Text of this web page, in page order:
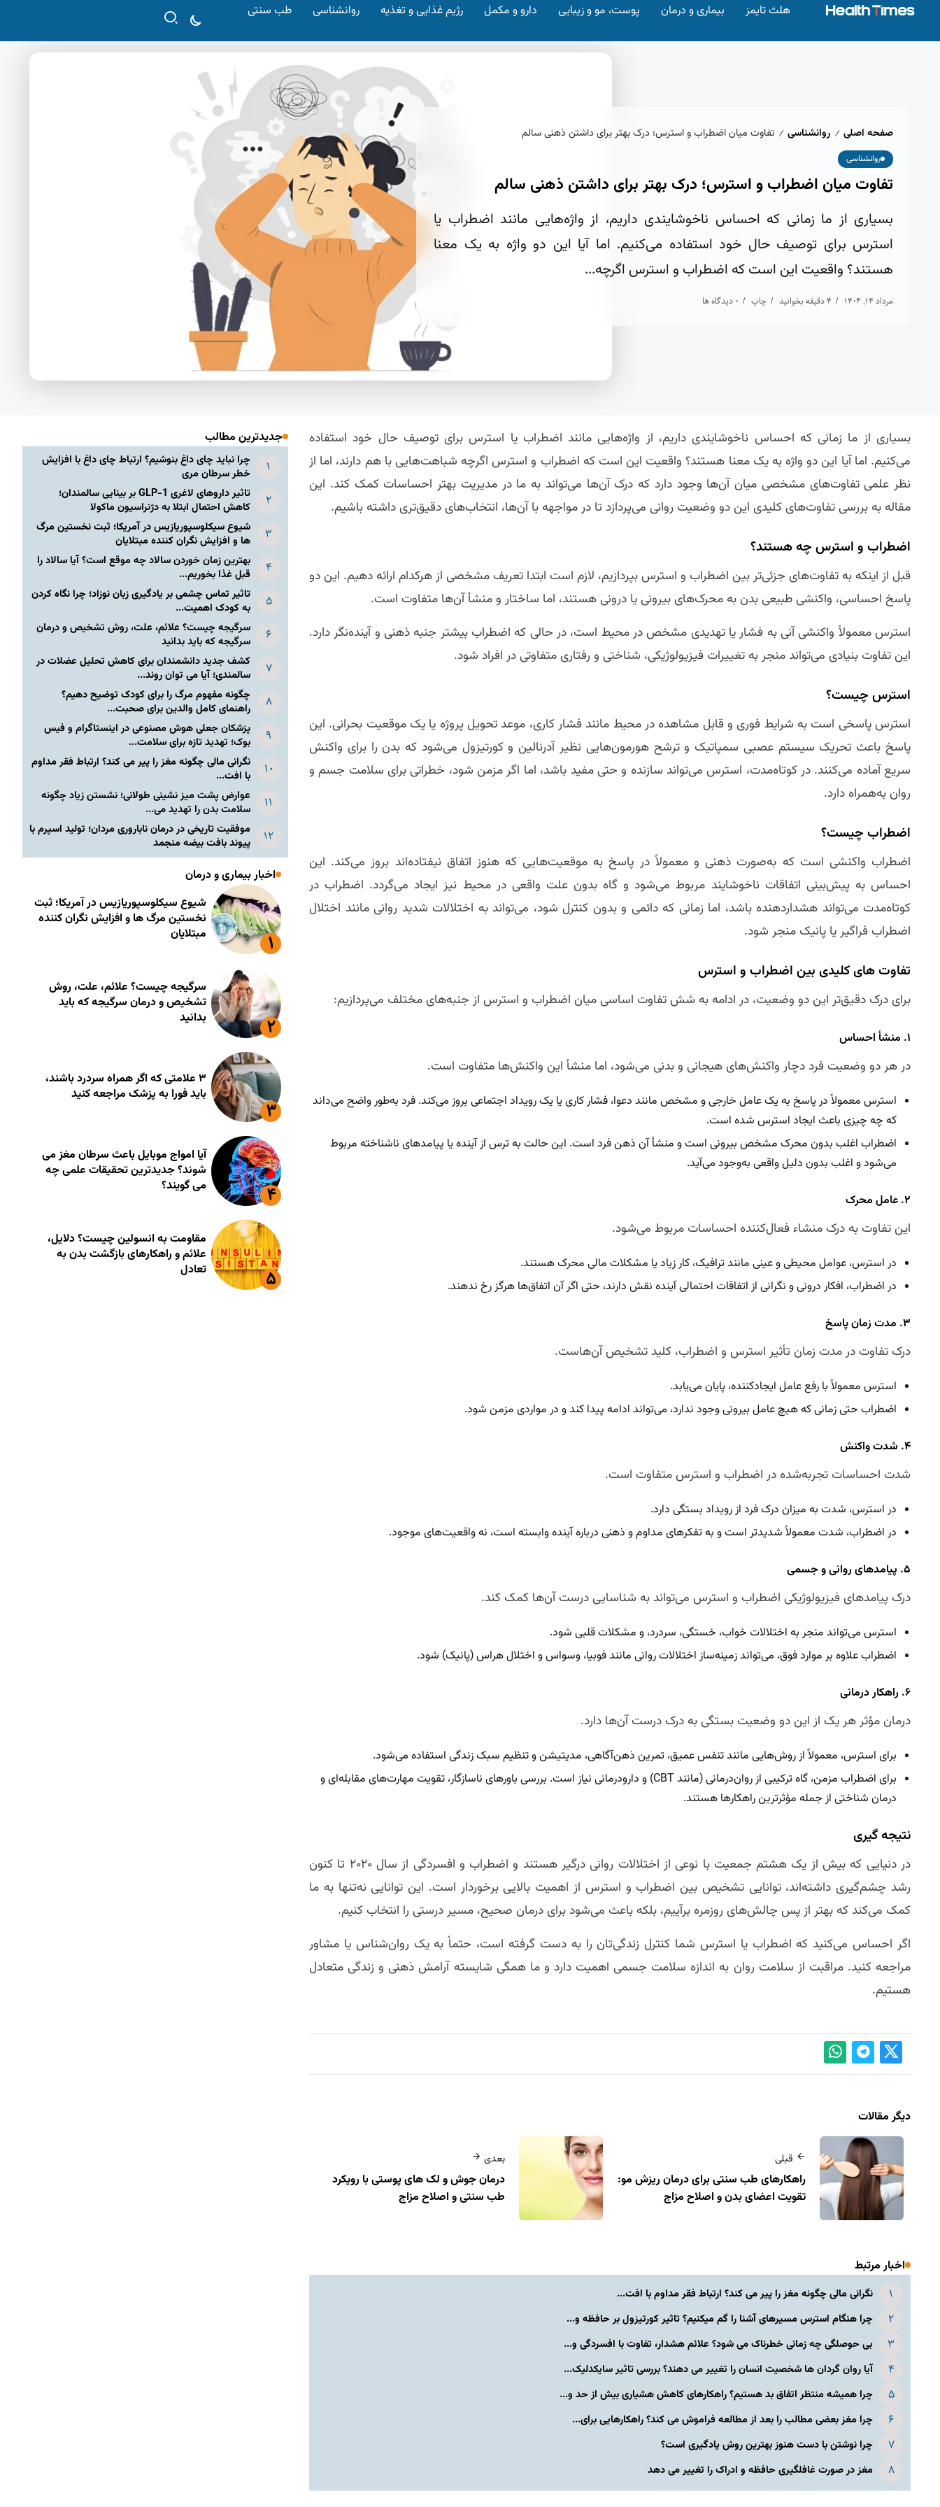
هلث تایمز بیماری و درمان پوست، مو و زیبایی دارو و مکمل رژیم غذایی و تغذیه روانشناسی طب سنتی
صفحه اصلی / روانشناسی / تفاوت میان اضطراب و استرس؛ درک بهتر برای داشتن ذهنی سالم
روانشناسی
تفاوت میان اضطراب و استرس؛ درک بهتر برای داشتن ذهنی سالم
بسیاری از ما زمانی که احساس ناخوشایندی داریم، از واژه‌هایی مانند اضطراب یا
استرس برای توصیف حال خود استفاده می‌کنیم. اما آیا این دو واژه به یک معنا
هستند؟ واقعیت این است که اضطراب و استرس اگرچه...
مرداد 14, 1404 4 دقیقه بخوانید چاپ 0 دیدگاه ها
بسیاری از ما زمانی که احساس ناخوشایندی داریم، از واژه‌هایی مانند اضطراب یا استرس برای توصیف حال خود استفاده
می‌کنیم. اما آیا این دو واژه به یک معنا هستند؟ واقعیت این است که اضطراب و استرس اگرچه شباهت‌هایی با هم دارند، اما از
نظر علمی تفاوت‌های مشخصی میان آن‌ها وجود دارد که درک آن‌ها می‌تواند به ما در مدیریت بهتر احساسات کمک کند. این
مقاله به بررسی تفاوت‌های کلیدی این دو وضعیت روانی می‌پردازد تا در مواجهه با آن‌ها، انتخاب‌های دقیق‌تری داشته باشیم.
اضطراب و استرس چه هستند؟
قبل از اینکه به تفاوت‌های جزئی‌تر بین اضطراب و استرس بپردازیم، لازم است ابتدا تعریف مشخصی از هرکدام ارائه دهیم. این دو
پاسخ احساسی، واکنشی طبیعی بدن به محرک‌های بیرونی یا درونی هستند، اما ساختار و منشأ آن‌ها متفاوت است.
استرس معمولاً واکنشی آنی به فشار یا تهدیدی مشخص در محیط است، در حالی که اضطراب بیشتر جنبه ذهنی و آینده‌نگر دارد.
این تفاوت بنیادی می‌تواند منجر به تغییرات فیزیولوژیکی، شناختی و رفتاری متفاوتی در افراد شود.
استرس چیست؟
استرس پاسخی است به شرایط فوری و قابل مشاهده در محیط مانند فشار کاری، موعد تحویل پروژه یا یک موقعیت بحرانی. این
پاسخ باعث تحریک سیستم عصبی سمپاتیک و ترشح هورمون‌هایی نظیر آدرنالین و کورتیزول می‌شود که بدن را برای واکنش
سریع آماده می‌کنند. در کوتاه‌مدت، استرس می‌تواند سازنده و حتی مفید باشد، اما اگر مزمن شود، خطراتی برای سلامت جسم و
روان به‌همراه دارد.
اضطراب چیست؟
اضطراب واکنشی است که به‌صورت ذهنی و معمولاً در پاسخ به موقعیت‌هایی که هنوز اتفاق نیفتاده‌اند بروز می‌کند. این
احساس به پیش‌بینی اتفاقات ناخوشایند مربوط می‌شود و گاه بدون علت واقعی در محیط نیز ایجاد می‌گردد. اضطراب در
کوتاه‌مدت می‌تواند هشداردهنده باشد، اما زمانی که دائمی و بدون کنترل شود، می‌تواند به اختلالات شدید روانی مانند اختلال
اضطراب فراگیر یا پانیک منجر شود.
تفاوت‌ های کلیدی بین اضطراب و استرس
برای درک دقیق‌تر این دو وضعیت، در ادامه به شش تفاوت اساسی میان اضطراب و استرس از جنبه‌های مختلف می‌پردازیم:
۱. منشأ احساس
در هر دو وضعیت فرد دچار واکنش‌های هیجانی و بدنی می‌شود، اما منشأ این واکنش‌ها متفاوت است.
استرس معمولاً در پاسخ به یک عامل خارجی و مشخص مانند دعوا، فشار کاری یا یک رویداد اجتماعی بروز می‌کند. فرد به‌طور واضح می‌داند
که چه چیزی باعث ایجاد استرس شده است.
اضطراب اغلب بدون محرک مشخص بیرونی است و منشأ آن ذهن فرد است. این حالت به ترس از آینده یا پیامدهای ناشناخته مربوط
می‌شود و اغلب بدون دلیل واقعی به‌وجود می‌آید.
۲. عامل محرک
این تفاوت به درک منشاء فعال‌کننده احساسات مربوط می‌شود.
در استرس، عوامل محیطی و عینی مانند ترافیک، کار زیاد یا مشکلات مالی محرک هستند.
در اضطراب، افکار درونی و نگرانی از اتفاقات احتمالی آینده نقش دارند، حتی اگر آن اتفاق‌ها هرگز رخ ندهند.
۳. مدت زمان پاسخ
درک تفاوت در مدت زمان تأثیر استرس و اضطراب، کلید تشخیص آن‌هاست.
استرس معمولاً با رفع عامل ایجادکننده، پایان می‌یابد.
اضطراب حتی زمانی که هیچ عامل بیرونی وجود ندارد، می‌تواند ادامه پیدا کند و در مواردی مزمن شود.
۴. شدت واکنش
شدت احساسات تجربه‌شده در اضطراب و استرس متفاوت است.
در استرس، شدت به میزان درک فرد از رویداد بستگی دارد.
در اضطراب، شدت معمولاً شدیدتر است و به تفکرهای مداوم و ذهنی درباره آینده وابسته است، نه واقعیت‌های موجود.
۵. پیامدهای روانی و جسمی
درک پیامدهای فیزیولوژیکی اضطراب و استرس می‌تواند به شناسایی درست آن‌ها کمک کند.
استرس می‌تواند منجر به اختلالات خواب، خستگی، سردرد، و مشکلات قلبی شود.
اضطراب علاوه بر موارد فوق، می‌تواند زمینه‌ساز اختلالات روانی مانند فوبیا، وسواس و اختلال هراس (پانیک) شود.
۶. راهکار درمانی
درمان مؤثر هر یک از این دو وضعیت بستگی به درک درست آن‌ها دارد.
برای استرس، معمولاً از روش‌هایی مانند تنفس عمیق، تمرین ذهن‌آگاهی، مدیتیشن و تنظیم سبک زندگی استفاده می‌شود.
برای اضطراب مزمن، گاه ترکیبی از روان‌درمانی (مانند CBT) و دارودرمانی نیاز است. بررسی باورهای ناسازگار، تقویت مهارت‌های مقابله‌ای و
درمان شناختی از جمله مؤثرترین راهکارها هستند.
نتیجه‌ گیری
در دنیایی که بیش از یک هشتم جمعیت با نوعی از اختلالات روانی درگیر هستند و اضطراب و افسردگی از سال ۲۰۲۰ تا کنون
رشد چشم‌گیری داشته‌اند، توانایی تشخیص بین اضطراب و استرس از اهمیت بالایی برخوردار است. این توانایی نه‌تنها به ما
کمک می‌کند که بهتر از پس چالش‌های روزمره برآییم، بلکه باعث می‌شود برای درمان صحیح، مسیر درستی را انتخاب کنیم.
اگر احساس می‌کنید که اضطراب یا استرس شما کنترل زندگی‌تان را به دست گرفته است، حتماً به یک روان‌شناس یا مشاور
مراجعه کنید. مراقبت از سلامت روان به اندازه سلامت جسمی اهمیت دارد و ما همگی شایسته آرامش ذهنی و زندگی متعادل
هستیم.
دیگر مقالات
قبلی
راهکارهای طب سنتی برای درمان ریزش مو:
تقویت اعضای بدن و اصلاح مزاج
بعدی
درمان جوش و لک‌ های پوستی با رویکرد
طب سنتی و اصلاح مزاج
اخبار مرتبط
نگرانی مالی چگونه مغز را پیر می کند؟ ارتباط فقر مداوم با افت...
چرا هنگام استرس مسیرهای آشنا را گم میکنیم؟ تاثیر کورتیزول بر حافظه و...
بی حوصلگی چه زمانی خطرناک می شود؟ علائم هشدار، تفاوت با افسردگی و...
آیا روان گردان ها شخصیت انسان را تغییر می دهند؟ بررسی تاثیر سایکدلیک...
چرا همیشه منتظر اتفاق بد هستیم؟ راهکارهای کاهش هشیاری بیش از حد و...
چرا مغز بعضی مطالب را بعد از مطالعه فراموش می کند؟ راهکارهایی برای...
چرا نوشتن با دست هنوز بهترین روش یادگیری است؟
مغز در صورت غافلگیری حافظه و ادراک را تغییر می دهد
جدیدترین مطالب
چرا نباید چای داغ بنوشیم؟ ارتباط چای داغ با افزایش
خطر سرطان مری
تاثیر داروهای لاغری GLP-1 بر بینایی سالمندان؛
کاهش احتمال ابتلا به دژنراسیون ماکولا
شیوع سیکلوسپوریازیس در آمریکا؛ ثبت نخستین مرگ
ها و افزایش نگران کننده مبتلایان
بهترین زمان خوردن سالاد چه موقع است؟ آیا سالاد را
قبل غذا بخوریم...
تاثیر تماس چشمی بر یادگیری زبان نوزاد؛ چرا نگاه کردن
به کودک اهمیت...
سرگیجه چیست؟ علائم، علت، روش تشخیص و درمان
سرگیجه که باید بدانید
کشف جدید دانشمندان برای کاهش تحلیل عضلات در
سالمندی؛ آیا می توان روند...
چگونه مفهوم مرگ را برای کودک توضیح دهیم؟
راهنمای کامل والدین برای صحبت...
پزشکان جعلی هوش مصنوعی در اینستاگرام و فیس
بوک؛ تهدید تازه برای سلامت...
نگرانی مالی چگونه مغز را پیر می کند؟ ارتباط فقر مداوم
با افت...
عوارض پشت میز نشینی طولانی؛ نشستن زیاد چگونه
سلامت بدن را تهدید می...
موفقیت تاریخی در درمان ناباروری مردان؛ تولید اسپرم با
پیوند بافت بیضه منجمد
اخبار بیماری و درمان
شیوع سیکلوسپوریازیس در آمریکا؛ ثبت
نخستین مرگ ها و افزایش نگران کننده
مبتلایان
سرگیجه چیست؟ علائم، علت، روش
تشخیص و درمان سرگیجه که باید
بدانید
۳ علامتی که اگر همراه سردرد باشند،
باید فورا به پزشک مراجعه کنید
آیا امواج موبایل باعث سرطان مغز می
شوند؟ جدیدترین تحقیقات علمی چه
می گویند؟
مقاومت به انسولین چیست؟ دلایل،
علائم و راهکارهای بازگشت بدن به
تعادل